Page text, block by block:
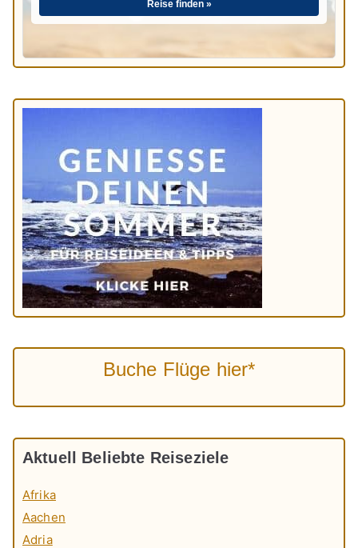
Reise finden »
Buche Flüge hier*
Aktuell Beliebte Reiseziele
Afrika
Aachen
Adria